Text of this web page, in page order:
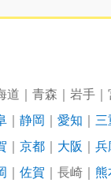
道 青森 岩手
静岡 愛知 三
京都 大阪 兵
佐賀 長崎 熊